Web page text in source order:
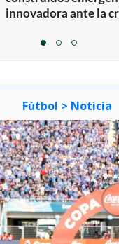
innovadora ante la
itemitemitem
Fútbol > Noticia